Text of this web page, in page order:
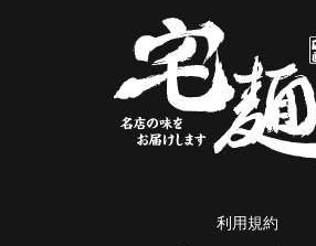
利用規約